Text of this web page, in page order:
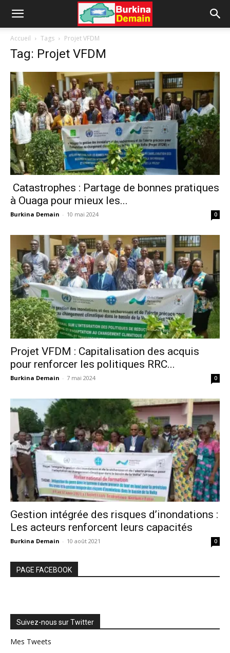
Accueil Tags Projet VFDM
Tag: Projet VFDM
Catastrophes : Partage de bonnes pratiques
à Ouaga pour mieux les...
Burkina Demain - 10 mai 2024 0
Projet VFDM : Capitalisation des acquis
pour renforcer les politiques RRC...
Burkina Demain - 7 mai 2024 0
Gestion intégrée des risques d’inondations :
Les acteurs renforcent leurs capacités
Burkina Demain - 10 août 2021 0
PAGE FACEBOOK
Suivez-nous sur Twitter
Mes Tweets